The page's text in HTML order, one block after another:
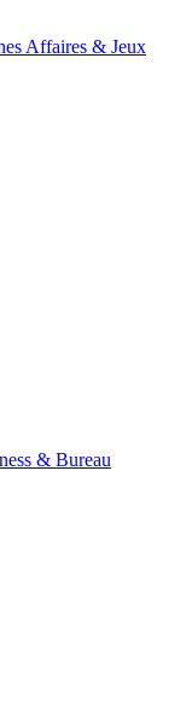
Affaires & Jeux
& Bureau